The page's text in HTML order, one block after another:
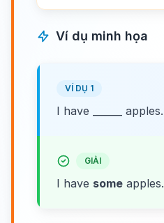
Ví dụ minh họa
VÍ DỤ 1
I have ______ apples.
GIẢI
I have some apples.